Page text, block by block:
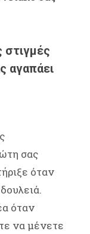
στιγμές
αγαπάει
σας
όταν
όταν
να μένετε